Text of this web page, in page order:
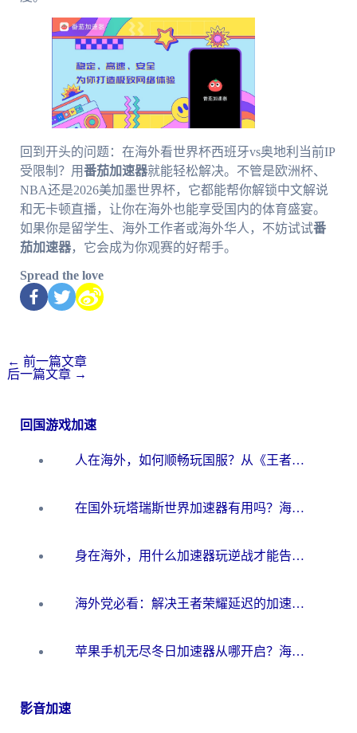
回到开头的问题：在海外看世界杯西班牙vs奥地利当前IP
受限制？用番茄加速器就能轻松解决。不管是欧洲杯、
NBA还是2026美加墨世界杯，它都能帮你解锁中文解说
和无卡顿直播，让你在海外也能享受国内的体育盛宴。
如果你是留学生、海外工作者或海外华人，不妨试试番
茄加速器，它会成为你观赛的好帮手。
Spread the love
← 前一篇文章
后一篇文章 →
回国游戏加速
人在海外，如何顺畅玩国服？从《王者荣耀》到《云图计划》的加速器终极指南
在国外玩塔瑞斯世界加速器有用吗？海外玩家亲测后的真实答案
身在海外，用什么加速器玩逆战才能告别延迟？
海外党必看：解决王者荣耀延迟的加速器终极指南——从EVE到猫和老鼠，一个工具全搞定
苹果手机无尽冬日加速器从哪开启？海外玩家的冬日生存指南
影音加速